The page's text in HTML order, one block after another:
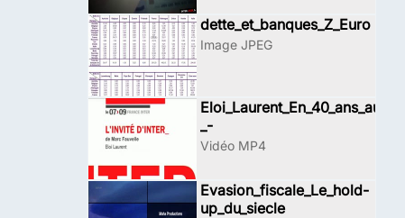
dette_et_banques_Z_Euro
Image JPEG
_-
Vidéo MP4
Evasion_fiscale_Le_hold-
up_du_siecle